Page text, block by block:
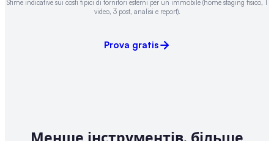
Stime indicative sui costi tipici di fornitori esterni per un immobile (home staging fisico, 1
video, 3 post, analisi e report).
Prova gratis
Менше інструментів, більше